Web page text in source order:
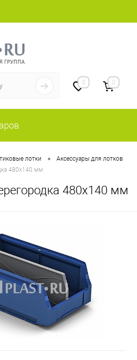
0 0
лотки • Аксессуары для лотков
480х140 мм
480х140 мм